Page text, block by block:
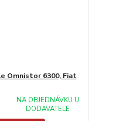
Omnistor 6300, Fiat
NA OBJEDNÁVKU U
DODAVATELE